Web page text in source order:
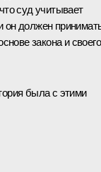
суд учитывает
он должен
закона и своего
была с этими